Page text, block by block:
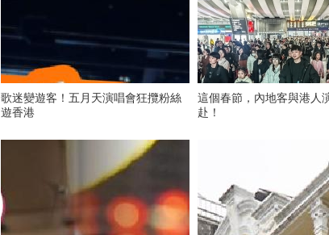
歌迷變遊客！五月天演唱會狂攬粉絲
遊香港
這個春節，內地客與港人
赴！